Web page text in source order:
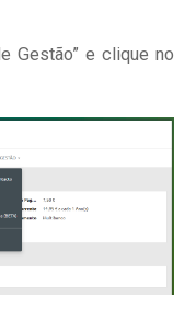
Gestão” e clique no